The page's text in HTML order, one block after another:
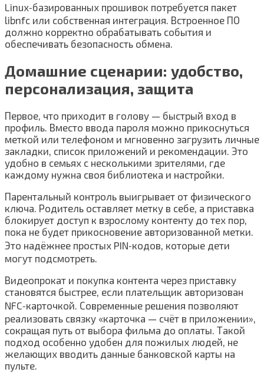
Linux‑базированных прошивок потребуется пакет
libnfc или собственная интеграция. Встроенное ПО
должно корректно обрабатывать события и
обеспечивать безопасность обмена.
Домашние сценарии: удобство,
персонализация, защита
Первое, что приходит в голову — быстрый вход в
профиль. Вместо ввода пароля можно прикоснуться
меткой или телефоном и мгновенно загрузить личные
закладки, список приложений и рекомендации. Это
удобно в семьях с несколькими зрителями, где
каждому нужна своя библиотека и настройки.
Парентальный контроль выигрывает от физического
ключа. Родитель оставляет метку в себе, а приставка
блокирует доступ к взрослому контенту до тех пор,
пока не будет прикосновение авторизованной метки.
Это надёжнее простых PIN‑кодов, которые дети
могут подсмотреть.
Видеопрокат и покупка контента через приставку
становятся быстрее, если плательщик авторизован
NFC‑карточкой. Современные решения позволяют
реализовать связку «карточка — счёт в приложении»,
сокращая путь от выбора фильма до оплаты. Такой
подход особенно удобен для пожилых людей, не
желающих вводить данные банковской карты на
пульте.